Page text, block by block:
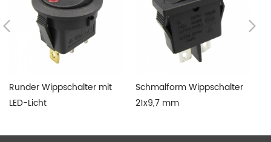
Runder Wippschalter mit
LED-Licht
Schmalform Wippschalter
21x9,7 mm